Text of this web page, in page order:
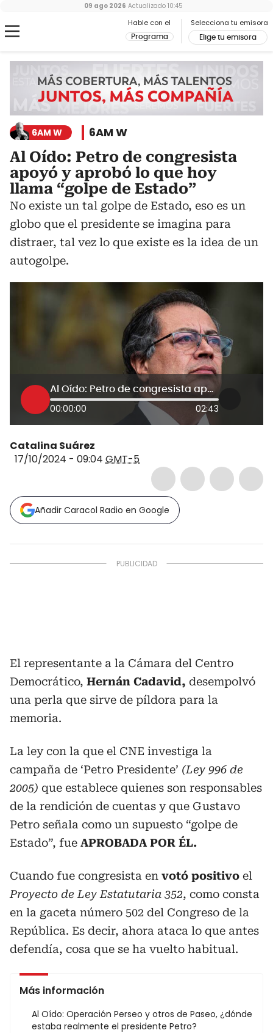
Hable con el
Programa
Selecciona tu emisora
Elige tu emisora
09 ago 2026 Actualizado 10:45
6AM W 6AM W
Al Oído: Petro de congresista
apoyó y aprobó lo que hoy
llama “golpe de Estado”
No existe un tal golpe de Estado, eso es un
globo que el presidente se imagina para
distraer, tal vez lo que existe es la idea de un
autogolpe.
Al Oído: Petro de congresista apoyó y aprobó lo que hoy llama “golpe de Estado”
00:00:00 02:43
Catalina Suárez
17/10/2024 - 09:04 GMT-5
Añadir Caracol Radio en Google
El representante a la Cámara del Centro
Democrático, Hernán Cadavid, desempolvó
una perla que sirve de píldora para la
memoria.
La ley con la que el CNE investiga la
campaña de ‘Petro Presidente’ (Ley 996 de
2005) que establece quienes son responsables
de la rendición de cuentas y que Gustavo
Petro señala como un supuesto “golpe de
Estado”, fue APROBADA POR ÉL.
Cuando fue congresista en votó positivo el
Proyecto de Ley Estatutaria 352, como consta
en la gaceta número 502 del Congreso de la
República. Es decir, ahora ataca lo que antes
defendía, cosa que se ha vuelto habitual.
Más información
Al Oído: Operación Perseo y otros de Paseo, ¿dónde
estaba realmente el presidente Petro?